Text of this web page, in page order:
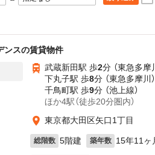
ンスの賃貸物件
武蔵新田駅 歩2分 （東急多摩
下丸子駅 歩8分 （東急多摩川）
千鳥町駅 歩9分 （池上線）
ほか4駅（徒歩20分圏内）
東京都大田区矢口1丁目
総階数 5階建 築年数 15年11ヶ